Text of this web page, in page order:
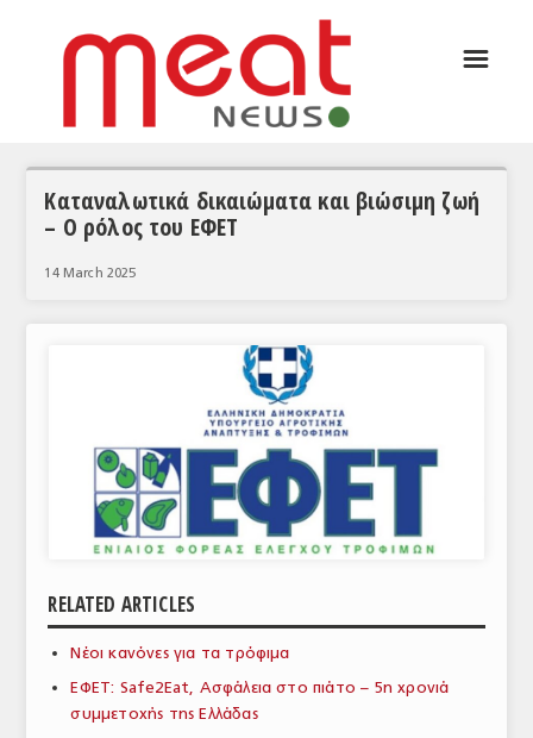
ΣΥΝΕΝΤΕΥΞΕΙΣ
ΘΕΜΑΤΑ
ΕΥΡΩΠΑΪΚΕΣ ΑΠΟΦΑΣΕΙΣ
ΕΜΠΟΡΙΚΟΣ ΚΑΤΑΛΟΓΟΣ
ΠΑΡΑΓΩΓΗ & ΕΜΠΟΡΙΑ
ΣΦΑΓΕΙΑ
☰
Καταναλωτικά δικαιώματα και βιώσιμη ζωή
– Ο ρόλος του ΕΦΕΤ
14 March 2025
RELATED ARTICLES
Νέοι κανόνες για τα τρόφιμα
ΕΦΕΤ: Safe2Eat, Ασφάλεια στο πιάτο – 5η χρονιά
συμμετοχής της Ελλάδας